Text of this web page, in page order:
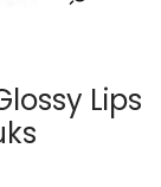
Lips